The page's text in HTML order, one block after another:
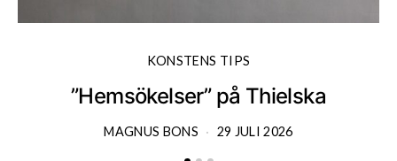
KONSTENS TIPS
”Hemsökelser” på Thielska
MAGNUS BONS 29 JULI 2026